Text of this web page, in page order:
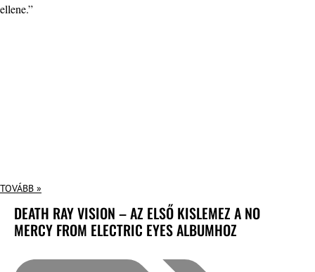
ellene.”
TOVÁBB »
DEATH RAY VISION – AZ ELSŐ KISLEMEZ A NO
MERCY FROM ELECTRIC EYES ALBUMHOZ